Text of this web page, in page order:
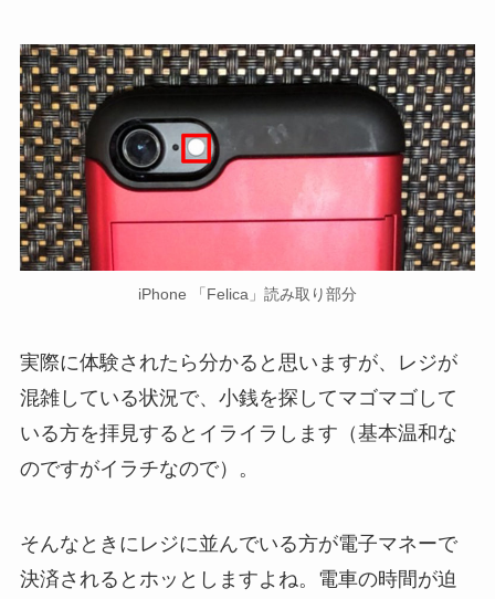
iPhone 「Felica」読み取り部分
実際に体験されたら分かると思いますが、レジが
混雑している状況で、小銭を探してマゴマゴして
いる方を拝見するとイライラします（基本温和な
のですがイラチなので）。
そんなときにレジに並んでいる方が電子マネーで
決済されるとホッとしますよね。電車の時間が迫